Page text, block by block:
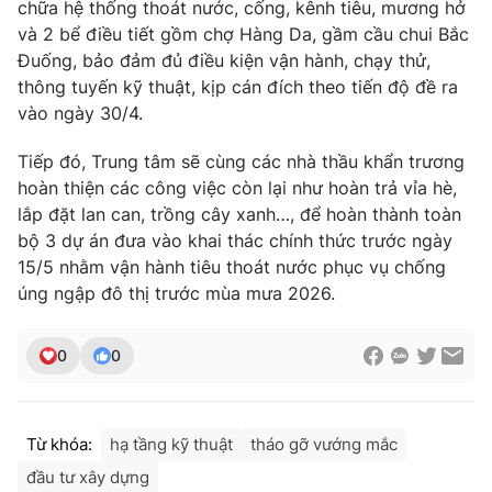
THỜI BÁO VTV
Theo dõi báo trên
Cơ quan chủ quản:Đài Truyền hình Việt Nam
Cơ quan báo chí:Thời báo VTV
cấp ngày 29/12/2023
Nguyễn Trọng Ninh
Tổng đài VTV:024.38 355 931 - 024.38 355 932
chữa hệ thống thoát nước, cống, kênh tiêu, mương hở
và 2 bể điều tiết gồm chợ Hàng Da, gầm cầu chui Bắc
Đuống, bảo đảm đủ điều kiện vận hành, chạy thử,
thông tuyến kỹ thuật, kịp cán đích theo tiến độ đề ra
vào ngày 30/4.
Tiếp đó, Trung tâm sẽ cùng các nhà thầu khẩn trương
hoàn thiện các công việc còn lại như hoàn trả vỉa hè,
lắp đặt lan can, trồng cây xanh…, để hoàn thành toàn
bộ 3 dự án đưa vào khai thác chính thức trước ngày
15/5 nhằm vận hành tiêu thoát nước phục vụ chống
úng ngập đô thị trước mùa mưa 2026.
0 0
Từ khóa: hạ tầng kỹ thuật
tháo gỡ vướng mắc
đầu tư xây dựng